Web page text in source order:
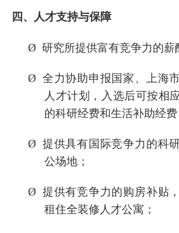
四、人才支持与保障
Ø 研究所提供富有竞争力的薪
Ø 全力协助申报国家、上海
人才计划，入选后可按相
的科研经费和生活补助经费
Ø 提供具有国际竞争力的科
公场地；
Ø 提供有竞争力的购房补贴
租住全装修人才公寓；